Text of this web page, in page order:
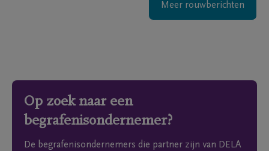
Meer rouwberichten
Op zoek naar een
begrafenisondernemer?
De begrafenisondernemers die partner zijn van DELA